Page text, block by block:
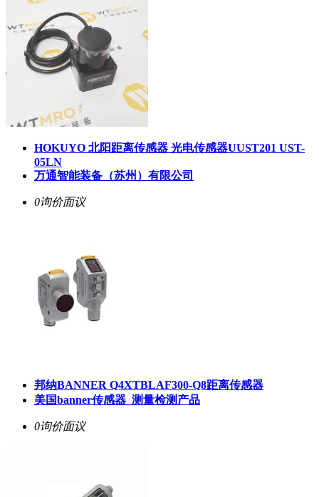
HOKUYO 北阳距离传感器 光电传感器UUST201 UST-
05LN
万通智能装备（苏州）有限公司
0询价面议
邦纳BANNER Q4XTBLAF300-Q8距离传感器
美国banner传感器_测量检测产品
0询价面议